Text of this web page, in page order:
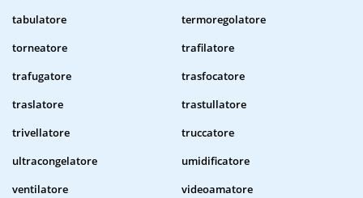
tabulatore
termoregolatore
torneatore
trafilatore
trafugatore
trasfocatore
traslatore
trastullatore
trivellatore
truccatore
ultracongelatore
umidificatore
ventilatore
videoamatore